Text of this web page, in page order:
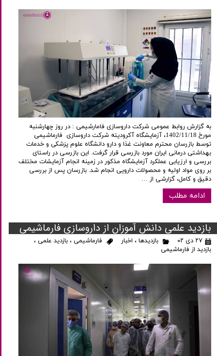
به گزارش روابط عمومی شرکت داروسازی فامارشیمی : در روز چهارشنبه
مورخ 1402/11/18، آزمایشگاه آکرودیته شرکت داروسازی فارماشیمی
توسط بازرسان محترم معاونت غذا و دارو دانشگاه علوم پزشکی و خدمات
بهداشتی درمانی ایران مورد بازرسی قرار گرفت. این بازرسی در راستای
بررسی و ارزیابی عملکرد آزمایشگاه مذکور در زمینه انجام آزمایشات مختلف
بر روی مواد اولیه و محصولات دارویی انجام شد. بازرسان پس از بررسی
دقیق و کامل، گزارشی از …
ادامه مطلب
بازديد علمي دانش آموزان از داروسازي فارماشيمي
۲۷ دی ۰۲ بازدیدها ، اخبار فارماشیمی ، بازدید علمی ،
بازدید از فارماشیمی